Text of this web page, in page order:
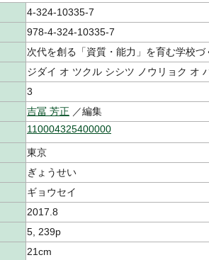
4-324-10335-7
978-4-324-10335-7
次代を創る「資質・能力」を育む学校づ
ジダイ オ ツクル シシツ ノウリョク オ
3
吉冨 芳正 ／編集
110004325400000
東京
ぎょうせい
ギョウセイ
2017.8
5, 239p
21cm